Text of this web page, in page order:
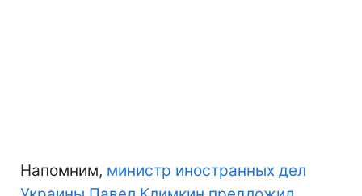
Напомним, министр иностранных дел